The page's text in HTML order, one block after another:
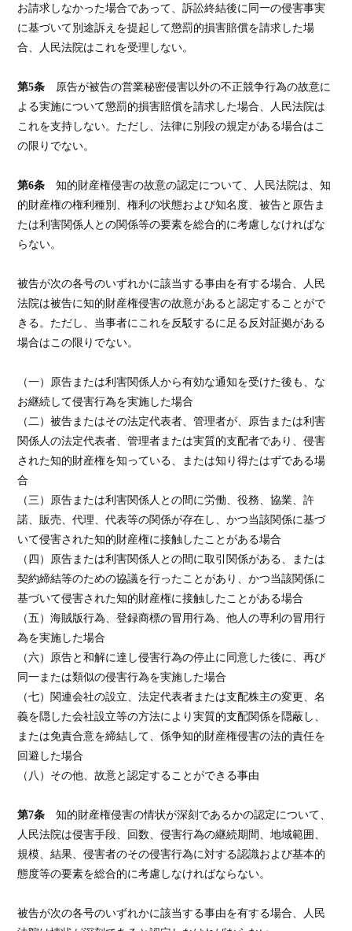
お請求しなかった場合であって、訴訟終結後に同一の侵害事実
に基づいて別途訴えを提起して懲罰的損害賠償を請求した場
合、人民法院はこれを受理しない。
第5条 原告が被告の営業秘密侵害以外の不正競争行為の故意に
よる実施について懲罰的損害賠償を請求した場合、人民法院は
これを支持しない。ただし、法律に別段の規定がある場合はこ
の限りでない。
第6条 知的財産権侵害の故意の認定について、人民法院は、知
的財産権の権利種別、権利の状態および知名度、被告と原告ま
たは利害関係人との関係等の要素を総合的に考慮しなければな
らない。
被告が次の各号のいずれかに該当する事由を有する場合、人民
法院は被告に知的財産権侵害の故意があると認定することがで
きる。ただし、当事者にこれを反駁するに足る反対証拠がある
場合はこの限りでない。
（一）原告または利害関係人から有効な通知を受けた後も、な
お継続して侵害行為を実施した場合
（二）被告またはその法定代表者、管理者が、原告または利害
関係人の法定代表者、管理者または実質的支配者であり、侵害
された知的財産権を知っている、または知り得たはずである場
合
（三）原告または利害関係人との間に労働、役務、協業、許
諾、販売、代理、代表等の関係が存在し、かつ当該関係に基づ
いて侵害された知的財産権に接触したことがある場合
（四）原告または利害関係人との間に取引関係がある、または
契約締結等のための協議を行ったことがあり、かつ当該関係に
基づいて侵害された知的財産権に接触したことがある場合
（五）海賊版行為、登録商標の冒用行為、他人の専利の冒用行
為を実施した場合
（六）原告と和解に達し侵害行為の停止に同意した後に、再び
同一または類似の侵害行為を実施した場合
（七）関連会社の設立、法定代表者または支配株主の変更、名
義を隠した会社設立等の方法により実質的支配関係を隠蔽し、
または免責合意を締結して、係争知的財産権侵害の法的責任を
回避した場合
（八）その他、故意と認定することができる事由
第7条 知的財産権侵害の情状が深刻であるかの認定について、
人民法院は侵害手段、回数、侵害行為の継続期間、地域範囲、
規模、結果、侵害者のその侵害行為に対する認識および基本的
態度等の要素を総合的に考慮しなければならない。
被告が次の各号のいずれかに該当する事由を有する場合、人民